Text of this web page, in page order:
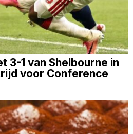
3-1 van Shelbourne in
voor Conference